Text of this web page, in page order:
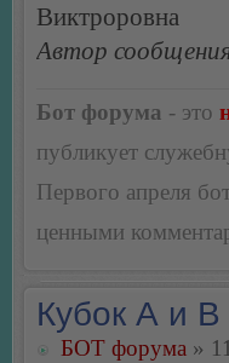
Виктроровна
Автор
Бот форума - это
публикует
Первого апреля
ценными
Кубок А и В
БОТ форума »